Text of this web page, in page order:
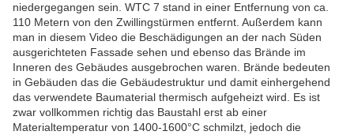
niedergegangen sein. WTC 7 stand in einer Entfernung von ca.
110 Metern von den Zwillingstürmen entfernt. Außerdem kann
man in diesem Video die Beschädigungen an der nach Süden
ausgerichteten Fassade sehen und ebenso das Brände im
Inneren des Gebäudes ausgebrochen waren. Brände bedeuten
in Gebäuden das die Gebäudestruktur und damit einhergehend
das verwendete Baumaterial thermisch aufgeheizt wird. Es ist
zwar vollkommen richtig das Baustahl erst ab einer
Materialtemperatur von 1400-1600°C schmilzt, jedoch die